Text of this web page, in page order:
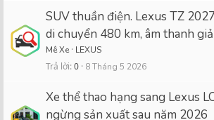
SUV thuần điện. Lexus TZ
di chuyển 480 km, âm thanh
Mê Xe LEXUS
Trả lời 0 8 Tháng 5 2026
Xe thể thao hạng sang Lexus
ngừng sản xuất sau năm 2026